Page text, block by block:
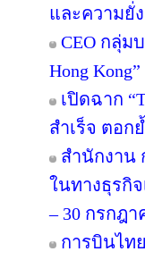
และความยั่
CEO กลุ่ม
Hong
เปิดฉาก
สำเร็จ ตอ
สำนักงาน
ในทางธุรกิ
– 30 กรกฎา
การบินไท